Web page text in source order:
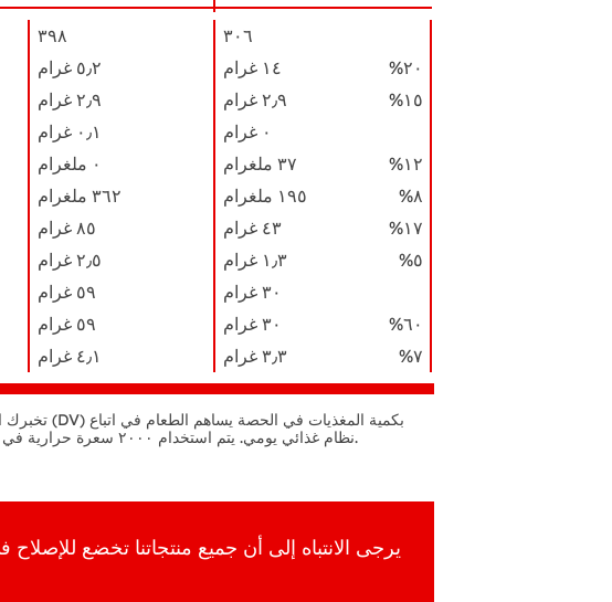
٣٩٨
٣٠٦
٥٫٢ ﻏﺮام ١٤ ﻏﺮام
٢٠%
٢٫٩ ﻏﺮام ٢٫٩ ﻏﺮام
١٥%
٠٫١ ﻏﺮام
٠ ﻏﺮام
٠ ﻣﻠﻐﺮام ٣٧ ﻣﻠﻐﺮام
١٢%
٣٦٢ ﻣﻠﻐﺮام ١٩٥ ﻣﻠﻐﺮام
٨%
٨٥ ﻏﺮام ٤٣ ﻏﺮام
١٧%
٢٫٥ ﻏﺮام ١٫٣ ﻏﺮام
٥%
٥٩ ﻏﺮام
٣٠ ﻏﺮام
٥٩ ﻏﺮام ٣٠ ﻏﺮام
٦٠%
٤٫١ ﻏﺮام ٣٫٣ ﻏﺮام ٧%
نظام غذائي يومي. يتم استخدام ۲۰۰۰ سعرة حرارية في اليوم بشكل عام نصائح غذائية.
يرجى الانتباه إلى أن جميع منتجاتنا تخضع